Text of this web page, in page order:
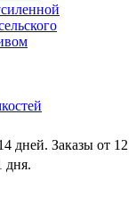
дней. Заказы от 12
дня.